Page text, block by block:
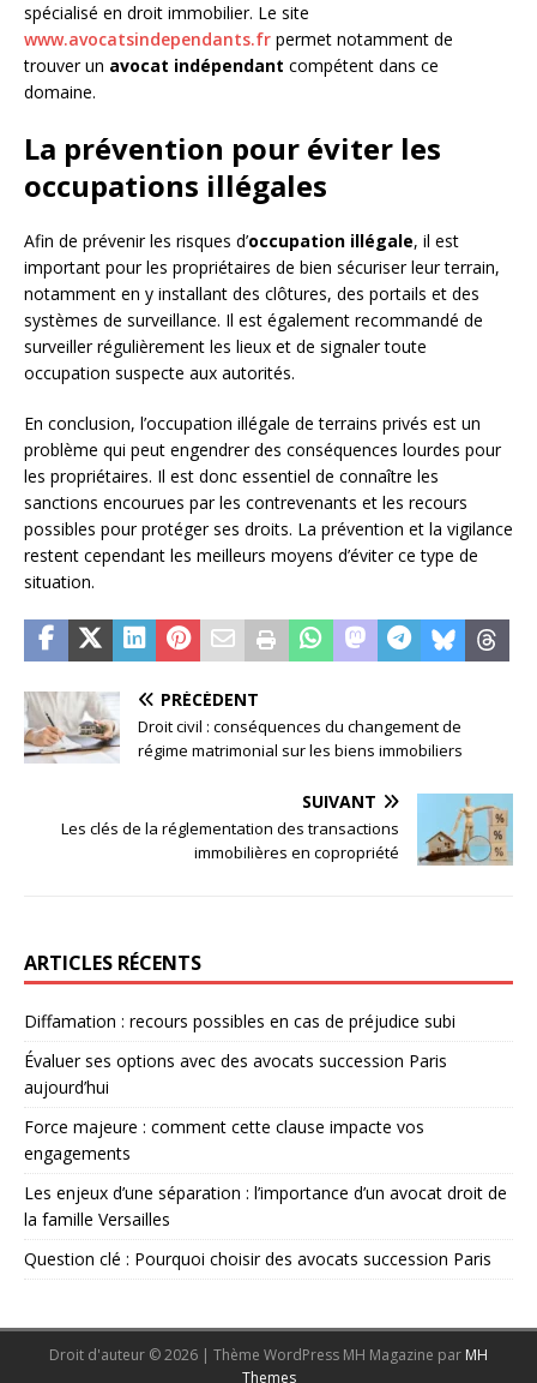
spécialisé en droit immobilier. Le site
www.avocatsindependants.fr permet notamment de
trouver un avocat indépendant compétent dans ce
domaine.
La prévention pour éviter les
occupations illégales
Afin de prévenir les risques d’occupation illégale, il est
important pour les propriétaires de bien sécuriser leur terrain,
notamment en y installant des clôtures, des portails et des
systèmes de surveillance. Il est également recommandé de
surveiller régulièrement les lieux et de signaler toute
occupation suspecte aux autorités.
En conclusion, l’occupation illégale de terrains privés est un
problème qui peut engendrer des conséquences lourdes pour
les propriétaires. Il est donc essentiel de connaître les
sanctions encourues par les contrevenants et les recours
possibles pour protéger ses droits. La prévention et la vigilance
restent cependant les meilleurs moyens d’éviter ce type de
situation.
PRÉCÉDENT
Droit civil : conséquences du changement de
régime matrimonial sur les biens immobiliers
SUIVANT
Les clés de la réglementation des transactions
immobilières en copropriété
ARTICLES RÉCENTS
Diffamation : recours possibles en cas de préjudice subi
Évaluer ses options avec des avocats succession Paris
aujourd’hui
Force majeure : comment cette clause impacte vos
engagements
Les enjeux d’une séparation : l’importance d’un avocat droit de
la famille Versailles
Question clé : Pourquoi choisir des avocats succession Paris
Droit d'auteur © 2026 | Thème WordPress MH Magazine par MH
Themes